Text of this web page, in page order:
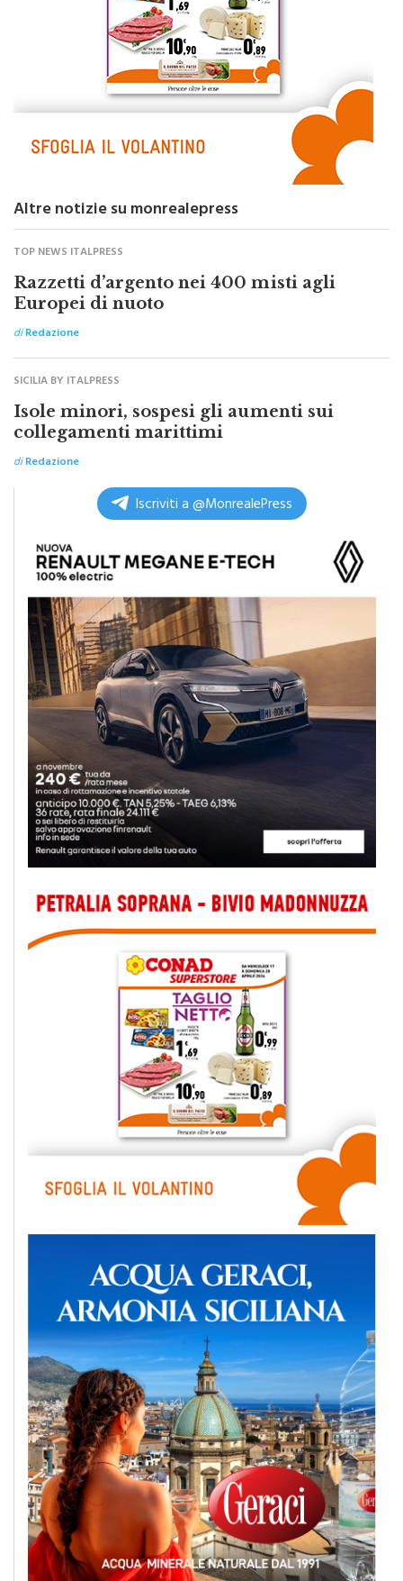
TOP NEWS ITALPRESS
Razzetti d’argento nei 400 misti agli
Europei di nuoto
diRedazione
SICILIA BY ITALPRESS
Isole minori, sospesi gli aumenti sui
collegamenti marittimi
diRedazione
Iscriviti a @MonrealePress